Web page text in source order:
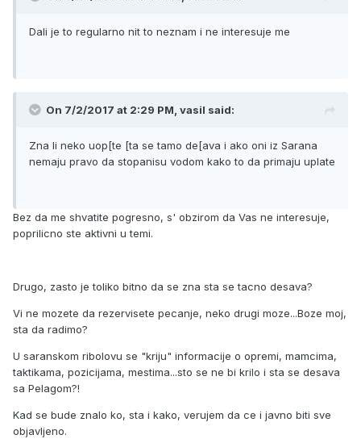
Dali je to regularno nit to neznam i ne interesuje me
On 7/2/2017 at 2:29 PM, vasil said:
Zna li neko uop[te [ta se tamo de[ava i ako oni iz Sarana
nemaju pravo da stopanisu vodom kako to da primaju uplate
Bez da me shvatite pogresno, s' obzirom da Vas ne interesuje,
poprilicno ste aktivni u temi.
Drugo, zasto je toliko bitno da se zna sta se tacno desava?
Vi ne mozete da rezervisete pecanje, neko drugi moze...Boze moj,
sta da radimo?
U saranskom ribolovu se "kriju" informacije o opremi, mamcima,
taktikama, pozicijama, mestima...sto se ne bi krilo i sta se desava
sa Pelagom?!
Kad se bude znalo ko, sta i kako, verujem da ce i javno biti sve
objavljeno.